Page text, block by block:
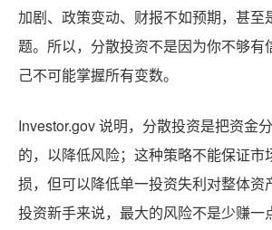
加剧、政策变动、财报不如预期，甚至
题。所以，分散投资不是因为你不够有
己不可能掌握所有变数。
Investor.gov 说明，分散投资是把资金
的，以降低风险；这种策略不能保证市
损，但可以降低单一投资失利对整体资
投资新手来说，最大的风险不是少赚一